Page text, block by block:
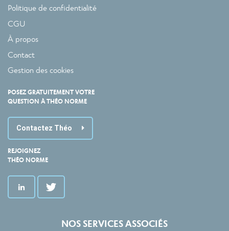
Politique de confidentialité
CGU
À propos
Contact
Gestion des cookies
POSEZ GRATUITEMENT VOTRE
QUESTION À THÉO NORME
Contactez Théo
REJOIGNEZ
THÉO NORME
NOS SERVICES ASSOCIÉS